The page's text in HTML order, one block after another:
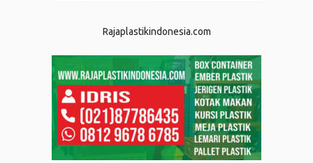
Rajaplastikindonesia.com